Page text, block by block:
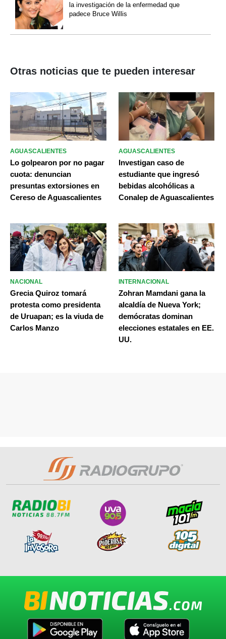
la investigación de la enfermedad que
padece Bruce Willis
Otras noticias que te pueden interesar
AGUASCALIENTES
Lo golpearon por no pagar
cuota: denuncian
presuntas extorsiones en
Cereso de Aguascalientes
AGUASCALIENTES
Investigan caso de
estudiante que ingresó
bebidas alcohólicas a
Conalep de Aguascalientes
NACIONAL
Grecia Quiroz tomará
protesta como presidenta
de Uruapan; es la viuda de
Carlos Manzo
INTERNACIONAL
Zohran Mamdani gana la
alcaldía de Nueva York;
demócratas dominan
elecciones estatales en EE.
UU.